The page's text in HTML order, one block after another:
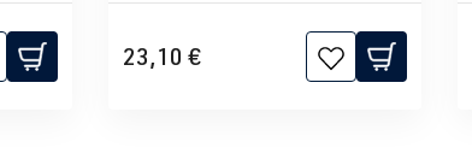
23,10 €